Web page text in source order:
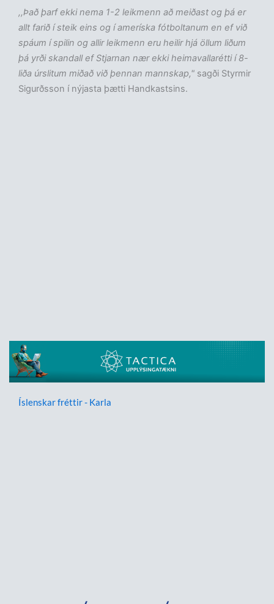
,,Það þarf ekki nema 1-2 leikmenn að meiðast og þá er
allt farið í steik eins og í ameríska fótboltanum en ef við
spáum í spilin og allir leikmenn eru heilir hjá öllum liðum
þá yrði skandall ef Stjarnan nær ekki heimavallarétti í 8-
liða úrslitum miðað við þennan mannskap," sagði Styrmir
Sigurðsson í nýjasta þætti Handkastsins.
Íslenskar fréttir - Karla